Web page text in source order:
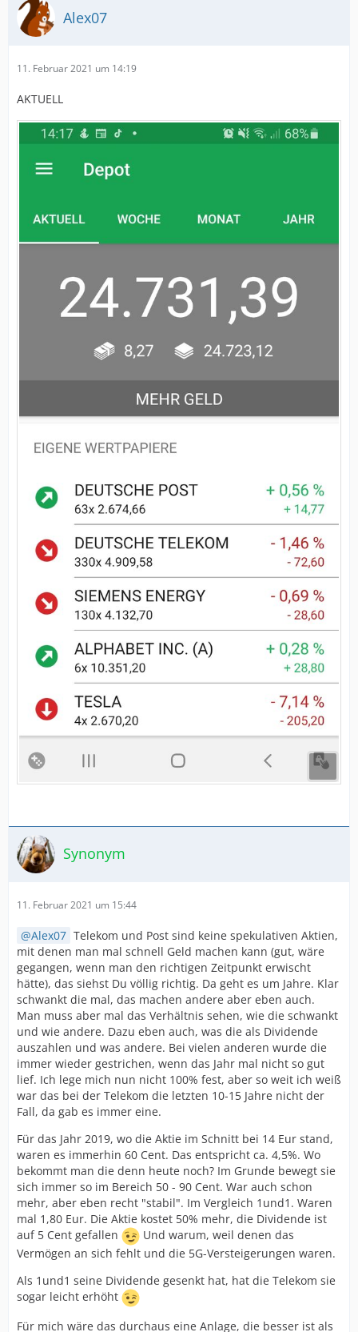
Alex07
11. Februar 2021 um 14:19
AKTUELL
Synonym
11. Februar 2021 um 15:44
Alex07 Telekom und Post sind keine spekulativen Aktien,
mit denen man mal schnell Geld machen kann (gut, wäre
gegangen, wenn man den richtigen Zeitpunkt erwischt
hätte), das siehst Du völlig richtig. Da geht es um Jahre. Klar
schwankt die mal, das machen andere aber eben auch.
Man muss aber mal das Verhältnis sehen, wie die schwankt
und wie andere. Dazu eben auch, was die als Dividende
auszahlen und was andere. Bei vielen anderen wurde die
immer wieder gestrichen, wenn das Jahr mal nicht so gut
lief. Ich lege mich nun nicht 100% fest, aber so weit ich weiß
war das bei der Telekom die letzten 10-15 Jahre nicht der
Fall, da gab es immer eine.
Für das Jahr 2019, wo die Aktie im Schnitt bei 14 Eur stand,
waren es immerhin 60 Cent. Das entspricht ca. 4,5%. Wo
bekommt man die denn heute noch? Im Grunde bewegt sie
sich immer so im Bereich 50 - 90 Cent. War auch schon
mehr, aber eben recht "stabil". Im Vergleich 1und1. Waren
mal 1,80 Eur. Die Aktie kostet 50% mehr, die Dividende ist
auf 5 Cent gefallen
Und warum, weil denen das
Vermögen an sich fehlt und die 5G-Versteigerungen waren.
Als 1und1 seine Dividende gesenkt hat, hat die Telekom sie
sogar leicht erhöht
Für mich wäre das durchaus eine Anlage, die besser ist als